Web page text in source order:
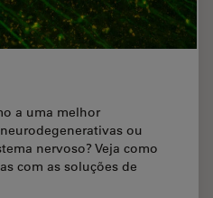
a uma melhor
ou
nervoso? Veja como
com as soluções de